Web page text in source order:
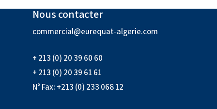
Nous contacter
commercial@eurequat-algerie.com
+ 213 (0) 20 39 60 60
+ 213 (0) 20 39 61 61
N° Fax: +213 (0) 233 068 12